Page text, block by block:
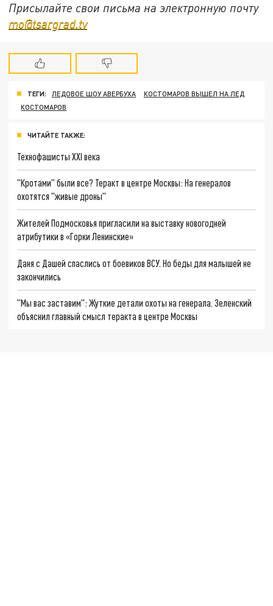
Присылайте свои письма на электронную почту
mo@tsargrad.tv
ТЕГИ: ЛЕДОВОЕ ШОУ АВЕРБУХА
КОСТОМАРОВ ВЫШЕЛ НА ЛЕД
КОСТОМАРОВ
ЧИТАЙТЕ ТАКЖЕ:
Технофашисты XXI века
"Кротами" были все? Теракт в центре Москвы: На генералов
охотятся "живые дроны"
Жителей Подмосковья пригласили на выставку новогодней
атрибутики в «Горки Ленинские»
Даня с Дашей спаслись от боевиков ВСУ. Но беды для малышей не
закончились
"Мы вас заставим": Жуткие детали охоты на генерала. Зеленский
объяснил главный смысл теракта в центре Москвы